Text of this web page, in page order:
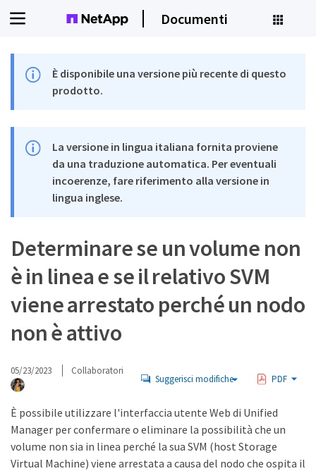
Documenti
È disponibile una versione più recente di questo
prodotto.
La versione in lingua italiana fornita proviene
da una traduzione automatica. Per eventuali
incoerenze, fare riferimento alla versione in
lingua inglese.
Determinare se un volume non
è in linea e se il relativo SVM
viene arrestato perché un nodo
non è attivo
05/23/2023 Collaboratori
Suggerisci modifiche PDF
È possibile utilizzare l'interfaccia utente Web di Unified
Manager per confermare o eliminare la possibilità che un
volume non sia in linea perché la sua SVM (host Storage
Virtual Machine) viene arrestata a causa del nodo che ospita il